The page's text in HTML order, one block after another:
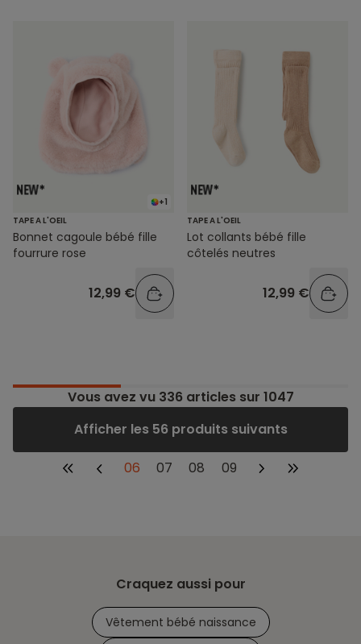
+1
TAPE A L'OEIL
Bonnet cagoule bébé fille
fourrure rose
12,99 €
TAPE A L'OEIL
Lot collants bébé fille
côtelés neutres
12,99 €
Vous avez vu 336articles sur 1047
Afficher les 56 produits suivants
06 07 08 09
Craquez aussi pour
Vêtement bébé naissance